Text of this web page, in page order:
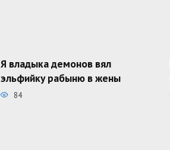
Я владыка демонов вял
эльфийку рабыню в жены
84